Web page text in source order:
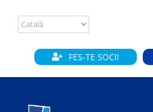
content
FES-TE SOCI!